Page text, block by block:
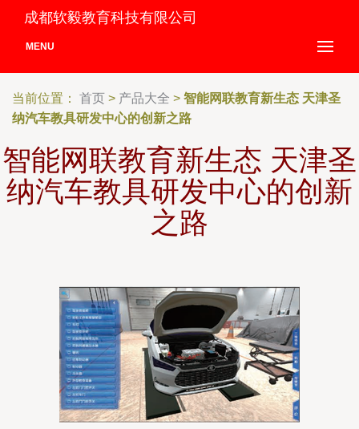
成都软毅教育科技有限公司
MENU
当前位置： 首页 > 产品大全 > 智能网联教育新生态 天津圣
纳汽车教具研发中心的创新之路
智能网联教育新生态 天津圣
纳汽车教具研发中心的创新
之路